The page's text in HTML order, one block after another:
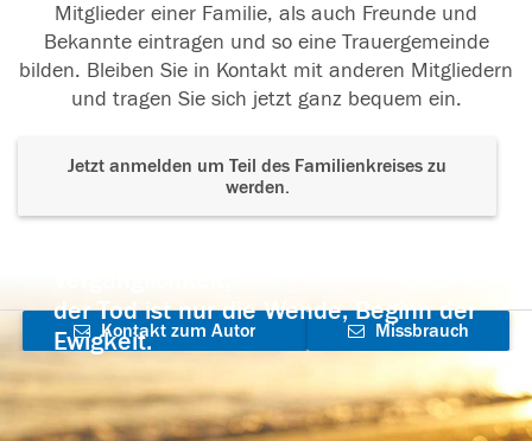
Mitglieder einer Familie, als auch Freunde und
Bekannte eintragen und so eine Trauergemeinde
bilden. Bleiben Sie in Kontakt mit anderen Mitgliedern
und tragen Sie sich jetzt ganz bequem ein.
Jetzt anmelden um Teil des Familienkreises zu
werden.
der Tod ist nur die Wende, Beginn der
Ewigkeit.
Kontakt zum Autor
aufnehmen
Missbrauch